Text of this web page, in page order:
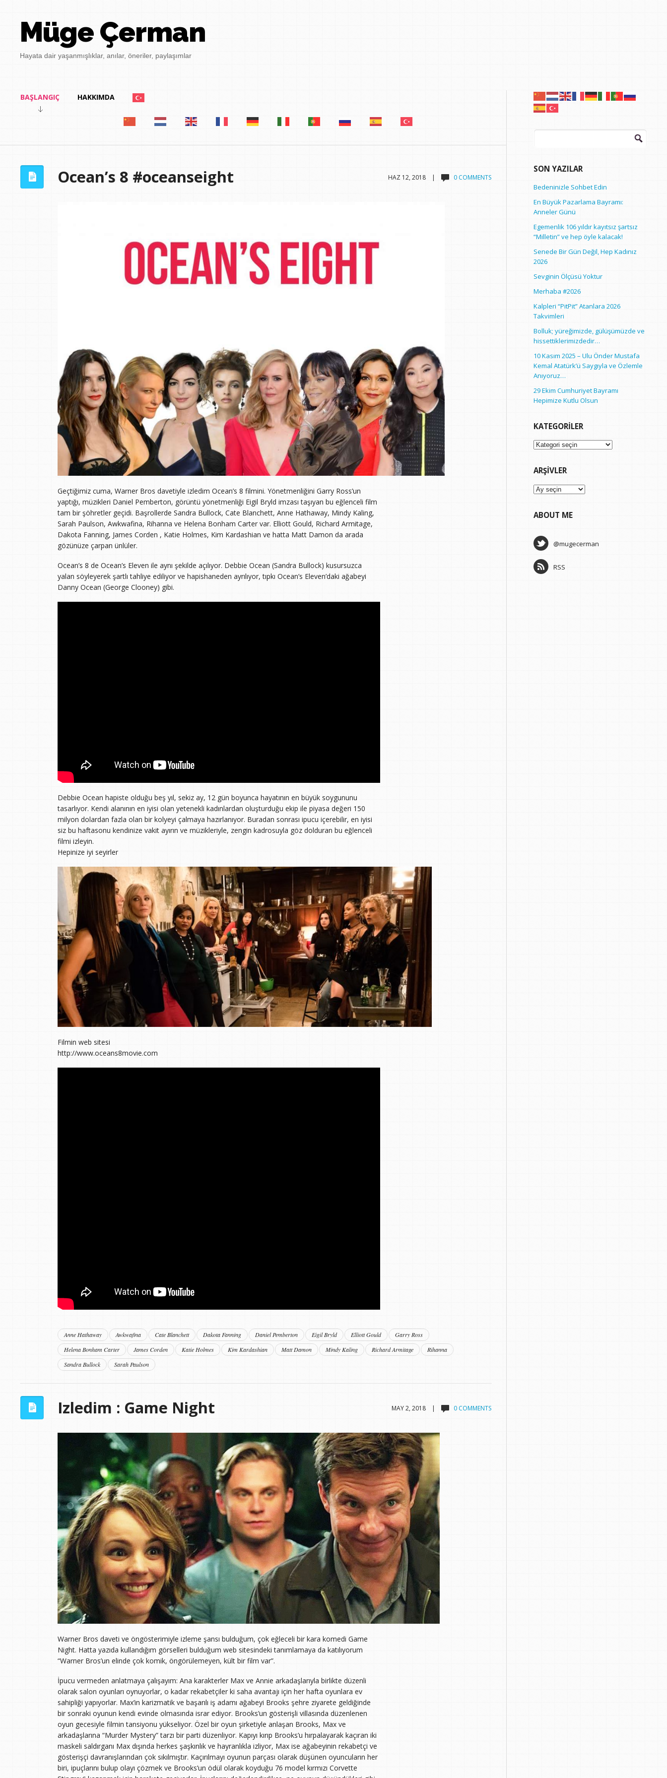
Müge Çerman
Hayata dair yaşanmışlıklar, anılar, öneriler, paylaşımlar
BAŞLANGIÇ HAKKIMDA
HAZ 12, 2018 | 0 COMMENTS
Ocean’s 8 #oceanseight
Geçtiğimiz cuma, Warner Bros davetiyle izledim Ocean’s 8 filmini. Yönetmenliğini Garry Ross’un
yaptığı, müzikleri Daniel Pemberton, görüntü yönetmenliği Eigil Bryld imzası taşıyan bu eğlenceli film
tam bir şöhretler geçidi. Başrollerde Sandra Bullock, Cate Blanchett, Anne Hathaway, Mindy Kaling,
Sarah Paulson, Awkwafina, Rihanna ve Helena Bonham Carter var. Elliott Gould, Richard Armitage,
Dakota Fanning, James Corden , Katie Holmes, Kim Kardashian ve hatta Matt Damon da arada
gözünüze çarpan ünlüler.
Ocean’s 8 de Ocean’s Eleven ile aynı şekilde açılıyor. Debbie Ocean (Sandra Bullock) kusursuzca
yalan söyleyerek şartlı tahliye ediliyor ve hapishaneden ayrılıyor, tıpkı Ocean’s Eleven’daki ağabeyi
Danny Ocean (George Clooney) gibi.
Debbie Ocean hapiste olduğu beş yıl, sekiz ay, 12 gün boyunca hayatının en büyük soygununu
tasarlıyor. Kendi alanının en iyisi olan yetenekli kadınlardan oluşturduğu ekip ile piyasa değeri 150
milyon dolardan fazla olan bir kolyeyi çalmaya hazırlanıyor. Buradan sonrası ipucu içerebilir, en iyisi
siz bu haftasonu kendinize vakit ayırın ve müzikleriyle, zengin kadrosuyla göz dolduran bu eğlenceli
filmi izleyin.
Hepinize iyi seyirler
Filmin web sitesi
http://www.oceans8movie.com
Anne Hathaway Awkwafina Cate Blanchett Dakota Fanning Daniel Pemberton Eigil Bryld Elliott Gould
Garry Ross
Helena Bonham Carter
James Corden Katie Holmes Kim Kardashian Matt Damon Mindy Kaling Richard Armitage
Rihanna
Sandra Bullock
Sarah Paulson
MAY 2, 2018 | 0 COMMENTS
Izledim : Game Night
Warner Bros daveti ve öngösterimiyle izleme şansı bulduğum, çok eğleceli bir kara komedi Game
Night. Hatta yazıda kullandığım görselleri bulduğum web sitesindeki tanımlamaya da katılıyorum
“Warner Bros’un elinde çok komik, öngörülemeyen, kült bir film var”.
İpucu vermeden anlatmaya çalışayım: Ana karakterler Max ve Annie arkadaşlarıyla birlikte düzenli
olarak salon oyunları oynuyorlar, o kadar rekabetçiler ki saha avantajı için her hafta oyunlara ev
sahipliği yapıyorlar. Max’in karizmatik ve başarılı iş adamı ağabeyi Brooks şehre ziyarete geldiğinde
bir sonraki oyunun kendi evinde olmasında israr ediyor. Brooks’un gösterişli villasında düzenlenen
oyun gecesiyle filmin tansiyonu yükseliyor. Özel bir oyun şirketiyle anlaşan Brooks, Max ve
arkadaşlarına “Murder Mystery” tarzı bir parti düzenliyor. Kapıyı kırıp Brooks’u hırpalayarak kaçıran iki
maskeli saldırganı Max dışında herkes şaşkınlık ve hayranlıkla izliyor, Max ise ağabeyinin rekabetçi ve
gösterişçi davranışlarından çok sıkılmıştır. Kaçırılmayı oyunun parçası olarak düşünen oyuncuların her
biri, ipuçlarını bulup olayı çözmek ve Brooks’un ödül olarak koyduğu 76 model kırmızı Corvette
Arama:
SON YAZILAR
Bedeninizle Sohbet Edin
En Büyük Pazarlama Bayramı:
Anneler Günü
Egemenlik 106 yıldır kayıtsız şartsız
“Milletin” ve hep öyle kalacak!
Senede Bir Gün Değil, Hep Kadınız
2026
Sevginin Ölçüsü Yoktur
Merhaba #2026
Kalpleri “PitPit” Atanlara 2026
Takvimleri
Bolluk; yüreğimizde, gülüşümüzde ve
hissettiklerimizdedir…
10 Kasım 2025 – Ulu Önder Mustafa
Kemal Atatürk’ü Saygıyla ve Özlemle
Anıyoruz…
29 Ekim Cumhuriyet Bayramı
Hepimize Kutlu Olsun
KATEGORILER
Kategoriler
ARŞIVLER
Arşivler
ABOUT ME
@mugecerman
RSS